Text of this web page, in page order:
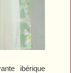
ibérique